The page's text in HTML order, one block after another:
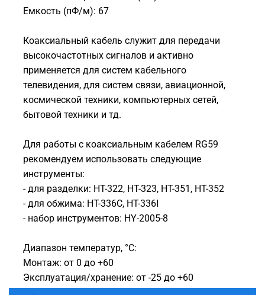
Емкость (пФ/м): 67
Коаксиальный кабель служит для передачи
высокочастотных сигналов и активно
применяется для систем кабельного
телевидения, для систем связи, авиационной,
космической техники, компьютерных сетей,
бытовой техники и тд.
Для работы с коаксиальным кабелем RG59
рекомендуем использовать следующие
инструменты:
- для разделки: HT-322, HT-323, HT-351, HT-352
- для обжима: HT-336C, HT-336I
- набор инструментов: HY-2005-8
Диапазон температур, °С:
Монтаж: от 0 до +60
Эксплуатация/хранение: от -25 до +60